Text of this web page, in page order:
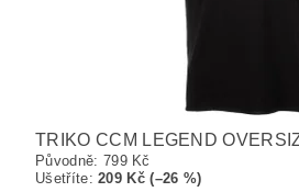
TRIKO CCM LEGEND
Původně: 799 Kč
Ušetříte:209 Kč (–26 %)